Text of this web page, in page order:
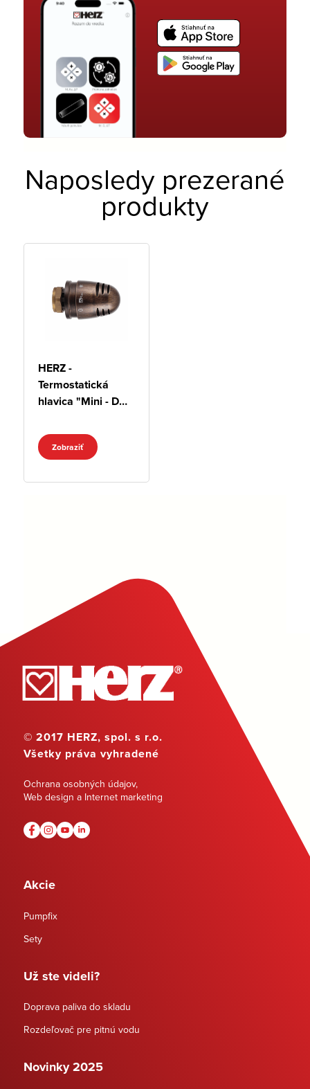
Naposledy prezerané
produkty
HERZ -
Termostatická
hlavica "Mini - DE
28x1,5
Zobraziť
© 2017 HERZ, spol. s r.o.
Všetky práva vyhradené
Ochrana osobných údajov,
Web design a Internet marketing
Akcie
Pumpfix
Sety
Už ste videli?
Doprava paliva do skladu
Rozdeľovač pre pitnú vodu
Novinky 2025